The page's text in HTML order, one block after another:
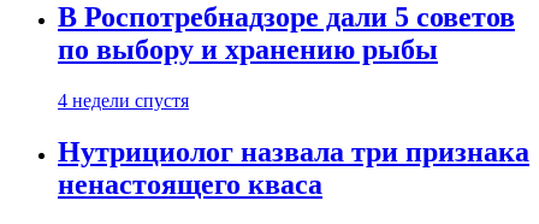
В Роспотребнадзоре дали 5 советов
по выбору и хранению рыбы
4 недели спустя
Нутрициолог назвала три признака
ненастоящего кваса